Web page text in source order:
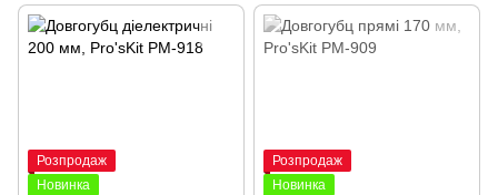
Розпродаж
Новинка
Розпродаж
Новинка